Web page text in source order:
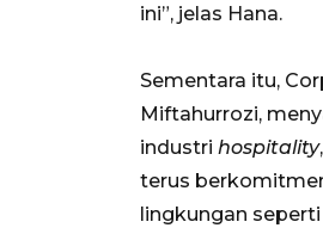
ini”, jelas Hana.
Sementara itu,
Miftahurrozi,
industri hospitality
terus
lingkungan